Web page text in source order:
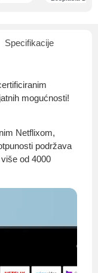
Specifikacije
mogućnosti!
Netflixom,
podržava
od 4000
nama
kupca
odredbe